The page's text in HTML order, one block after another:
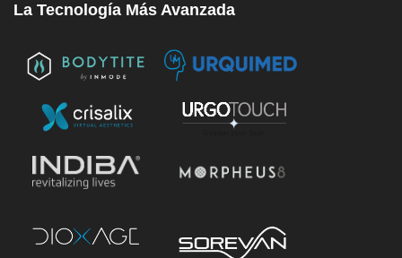
La Tecnología Más Avanzada